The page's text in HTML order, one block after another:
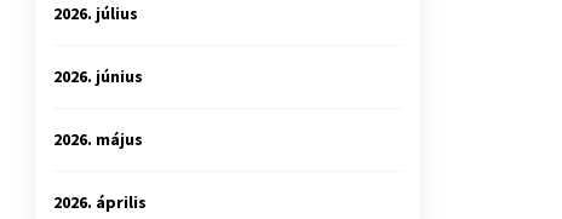
2026. július
2026. június
2026. május
2026. április